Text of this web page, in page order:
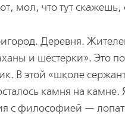
мол, что тут
Деревня.
и шестерки». Это
В этой «школе
камня на
с философией —